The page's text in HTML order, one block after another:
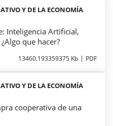
Y DE LA ECONOMÍA
Inteligencia Artificial,
que hacer?
13460.193359375 Kb PDF
Y DE LA ECONOMÍA
cooperativa de una